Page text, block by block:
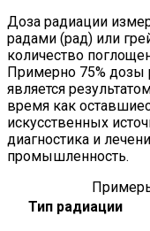
Доза радиации
радами (рад) или
количество
Примерно 75% дозы
является
время как
искусственных
диагностика и
промышленность.
Тип радиации